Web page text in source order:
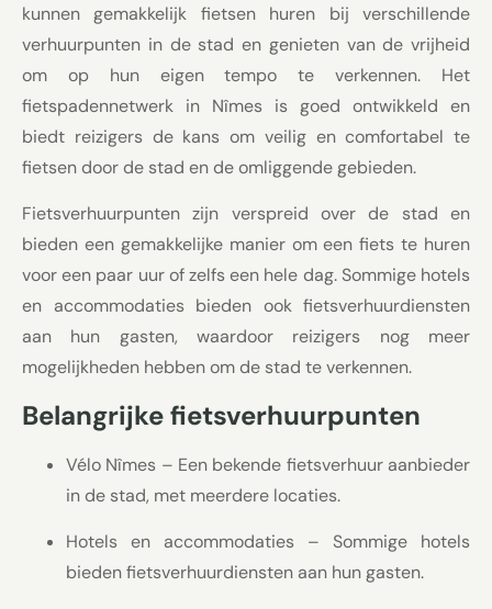
kunnen gemakkelijk fietsen huren bij verschillende
verhuurpunten in de stad en genieten van de vrijheid
om op hun eigen tempo te verkennen. Het
fietspadennetwerk in Nîmes is goed ontwikkeld en
biedt reizigers de kans om veilig en comfortabel te
fietsen door de stad en de omliggende gebieden.
Fietsverhuurpunten zijn verspreid over de stad en
bieden een gemakkelijke manier om een fiets te huren
voor een paar uur of zelfs een hele dag. Sommige hotels
en accommodaties bieden ook fietsverhuurdiensten
aan hun gasten, waardoor reizigers nog meer
mogelijkheden hebben om de stad te verkennen.
Belangrijke fietsverhuurpunten
Vélo Nîmes – Een bekende fietsverhuur aanbieder
in de stad, met meerdere locaties.
Hotels en accommodaties – Sommige hotels
bieden fietsverhuurdiensten aan hun gasten.